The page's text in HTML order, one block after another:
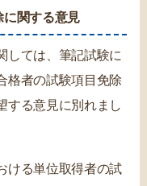
に関する意見
しては、筆記試験に
格者の試験項目免除
する意見に別れまし
ける単位取得者の試